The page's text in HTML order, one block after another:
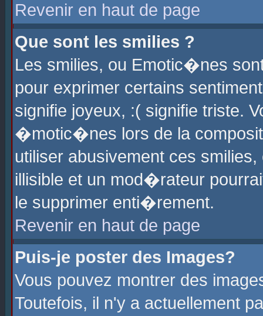
Revenir en haut de page
Que sont les smilies ?
Les smilies, ou Emotic�nes
pour exprimer certains
signifie joyeux, :( signifie triste.
�motic�nes lors de la
utiliser abusivement ces
illisible et un mod�rateur
le supprimer enti�rement.
Revenir en haut de page
Puis-je poster des Images?
Vous pouvez montrer des
Toutefois, il n'y a actuellement